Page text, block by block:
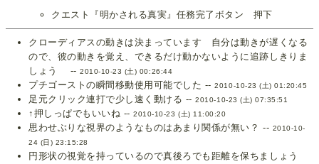
クエスト『明かされる真実』任務完了ボタン 押下
クローディアスの動きは決まっています 自分は動きが遅くなる
ので、彼の動きを覚え、できるだけ動かないように追跡しきりま
しょう --2010-10-23 (土) 00:26:44
プチゴーストの瞬間移動使用可能でした --2010-10-23 (土) 01:20:45
足元クリック連打で少し速く動ける --2010-10-23 (土) 07:35:51
↑押しっぱでもいいね --2010-10-23 (土) 11:00:20
思わせぶりな視界のようなものはあまり関係が無い？ -- 2010-10-
24 (日) 23:15:28
円形状の視覚を持っているので真後ろでも距離を保ちましょう